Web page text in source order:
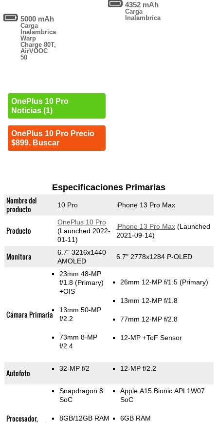
5000 mAh
Carga
Inalambrica
Warp
Charge 80T,
AirVOOC
50
OnePlus 10 Pro
Noticias (1)
OnePlus 10 Pro Precio
$899. Buscar
4352 mAh
Carga
Inalambrica
Especificaciones Primarias
Nombre del
producto
10 Pro iPhone 13 Pro Max
Producto
OnePlus 10 Pro
(Launched 2022-
01-11)
iPhone 13 Pro Max(Launched
2021-09-14)
Monitora
6.7" 3216x1440
AMOLED
6.7" 2778x1284 P-OLED
Cámara Primaria
23mm 48-MP
f/1.8(Primary)
+OIS
13mm 50-MP
f/2.2
73mm 8-MP
f/2.4
26mm 12-MP f/1.5 (Primary)
13mm 12-MP f/1.8
77mm 12-MP f/2.8
12-MP +ToF Sensor
Autofoto 32-MP f/2 12-MP f/2.2
Procesador,
Snapdragon 8
SoC
8GB/12GB RAM
Apple A15 Bionic APL1W07
SoC
6GB RAM